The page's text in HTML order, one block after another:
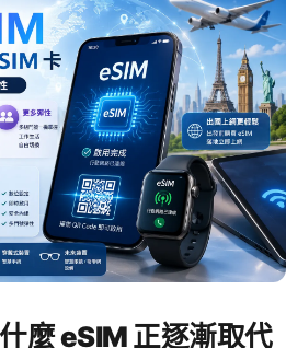
麼 eSIM 正逐漸取代